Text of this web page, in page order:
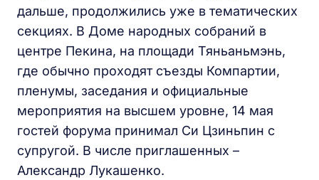
дальше, продолжились уже в тематических
секциях. В Доме народных собраний в
центре Пекина, на площади Тяньаньмэнь,
где обычно проходят съезды Компартии,
пленумы, заседания и официальные
мероприятия на высшем уровне, 14 мая
гостей форума принимал Си Цзиньпин с
супругой. В числе приглашенных –
Александр Лукашенко.